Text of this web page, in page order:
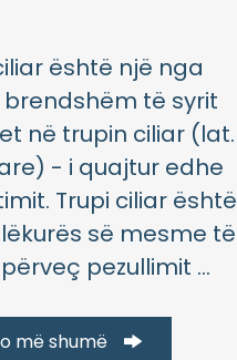
është një nga
brendshëm të syrit
në trupin ciliar (lat.
- i quajtur edhe
Trupi ciliar është
së mesme të
pezullimit ...
më shumë